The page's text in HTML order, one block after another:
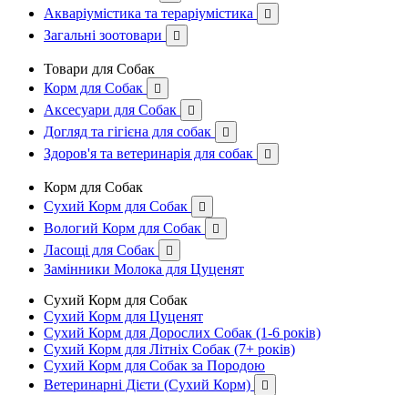
Акваріумістика та тераріумістика 
Загальні зоотовари 
Товари для Собак
Корм для Собак

Аксесуари для Собак 
Догляд та гігієна для собак 
Здоров'я та ветеринарія для собак 
Корм для Собак
Сухий Корм для Собак

Вологий Корм для Собак 
Ласощі для Собак 
Замінники Молока для Цуценят
Сухий Корм для Собак
Сухий Корм для Цуценят
Сухий Корм для Дорослих Собак (1-6 років)
Сухий Корм для Літніх Собак (7+ років)
Сухий Корм для Собак за Породою
Ветеринарні Дієти (Сухий Корм)
